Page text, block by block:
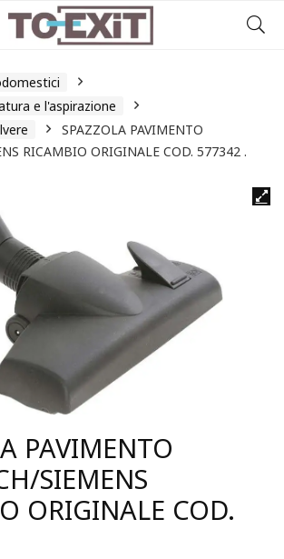
e l'aspirazione
SPAZZOLA PAVIMENTO
RICAMBIO ORIGINALE COD. 577342 .
PAVIMENTO
SIEMENS
ORIGINALE COD.